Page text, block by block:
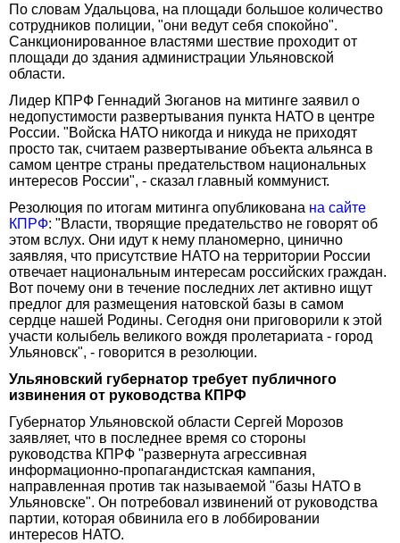
По словам Удальцова, на площади большое количество
сотрудников полиции, "они ведут себя спокойно".
Санкционированное властями шествие проходит от
площади до здания администрации Ульяновской
области.
Лидер КПРФ Геннадий Зюганов на митинге заявил о
недопустимости развертывания пункта НАТО в центре
России. "Войска НАТО никогда и никуда не приходят
просто так, считаем развертывание объекта альянса в
самом центре страны предательством национальных
интересов России", - сказал главный коммунист.
Резолюция по итогам митинга опубликована на сайте
КПРФ: "Власти, творящие предательство не говорят об
этом вслух. Они идут к нему планомерно, цинично
заявляя, что присутствие НАТО на территории России
отвечает национальным интересам российских граждан.
Вот почему они в течение последних лет активно ищут
предлог для размещения натовской базы в самом
сердце нашей Родины. Сегодня они приговорили к этой
участи колыбель великого вождя пролетариата - город
Ульяновск", - говорится в резолюции.
Ульяновский губернатор требует публичного
извинения от руководства КПРФ
Губернатор Ульяновской области Сергей Морозов
заявляет, что в последнее время со стороны
руководства КПРФ "развернута агрессивная
информационно-пропагандистская кампания,
направленная против так называемой "базы НАТО в
Ульяновске". Он потребовал извинений от руководства
партии, которая обвинила его в лоббировании
интересов НАТО.